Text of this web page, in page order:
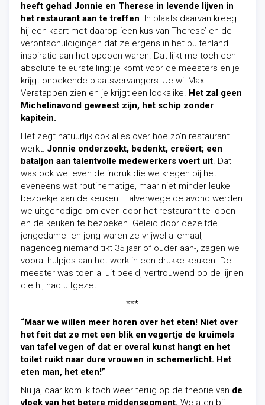
heeft gehad Jonnie en Therese in levende lijven in
het restaurant aan te treffen. In plaats daarvan kreeg
hij een kaart met daarop ‘een kus van Therese’ en de
verontschuldigingen dat ze ergens in het buitenland
inspiratie aan het opdoen waren. Dat lijkt me toch een
absolute teleurstelling: je komt voor de meesters en je
krijgt onbekende plaatsvervangers. Je wil Max
Verstappen zien en je krijgt een lookalike. Het zal geen
Michelinavond geweest zijn, het schip zonder
kapitein.
Het zegt natuurlijk ook alles over hoe zo’n restaurant
werkt: Jonnie onderzoekt, bedenkt, creëert; een
bataljon aan talentvolle medewerkers voert uit. Dat
was ook wel even de indruk die we kregen bij het
eveneens wat routinematige, maar niet minder leuke
bezoekje aan de keuken. Halverwege de avond werden
we uitgenodigd om even door het restaurant te lopen
en de keuken te bezoeken. Geleid door dezelfde
jongedame -en jong waren ze vrijwel allemaal,
nagenoeg niemand tikt 35 jaar of ouder aan-, zagen we
vooral hulpjes aan het werk in een drukke keuken. De
meester was toen al uit beeld, vertrouwend op de lijnen
die hij had uitgezet.
***
“Maar we willen meer horen over het eten! Niet over
het feit dat ze met een blik en vegertje de kruimels
van tafel vegen of dat er overal kunst hangt en het
toilet ruikt naar dure vrouwen in schemerlicht. Het
eten man, het eten!”
Nu ja, daar kom ik toch weer terug op de theorie van de
vloek van het betere middensegment. We aten bij